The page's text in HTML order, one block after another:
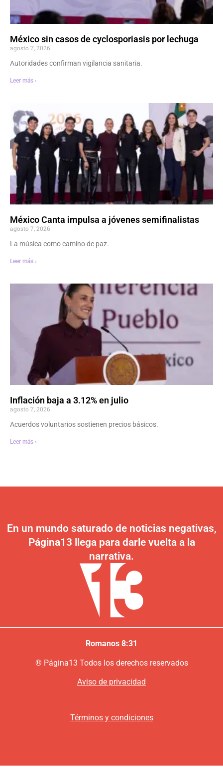
México sin casos de cyclosporiasis por lechuga
agosto 7, 2026
Autoridades confirman vigilancia sanitaria.
Leer más ›
México Canta impulsa a jóvenes semifinalistas
agosto 7, 2026
La música como camino de paz.
Leer más ›
Inflación baja a 3.12% en julio
agosto 7, 2026
Acuerdos voluntarios sostienen precios básicos.
Leer más ›
En un mundo saturado de noticias negativas,
Página13 llega para darle vuelta a la
narrativa.
Romanos 8:31
® Página13 Todos los derechos reservados
Aviso de privacidad
Términos y condiciones